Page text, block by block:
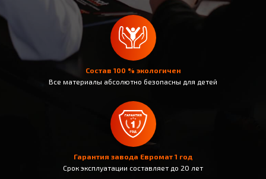
Состав 100 % экологичен
Все материалы абсолютно безопасны для детей
Гарантия завода Евромат 1 год
Срок эксплуатации составляет до 20 лет